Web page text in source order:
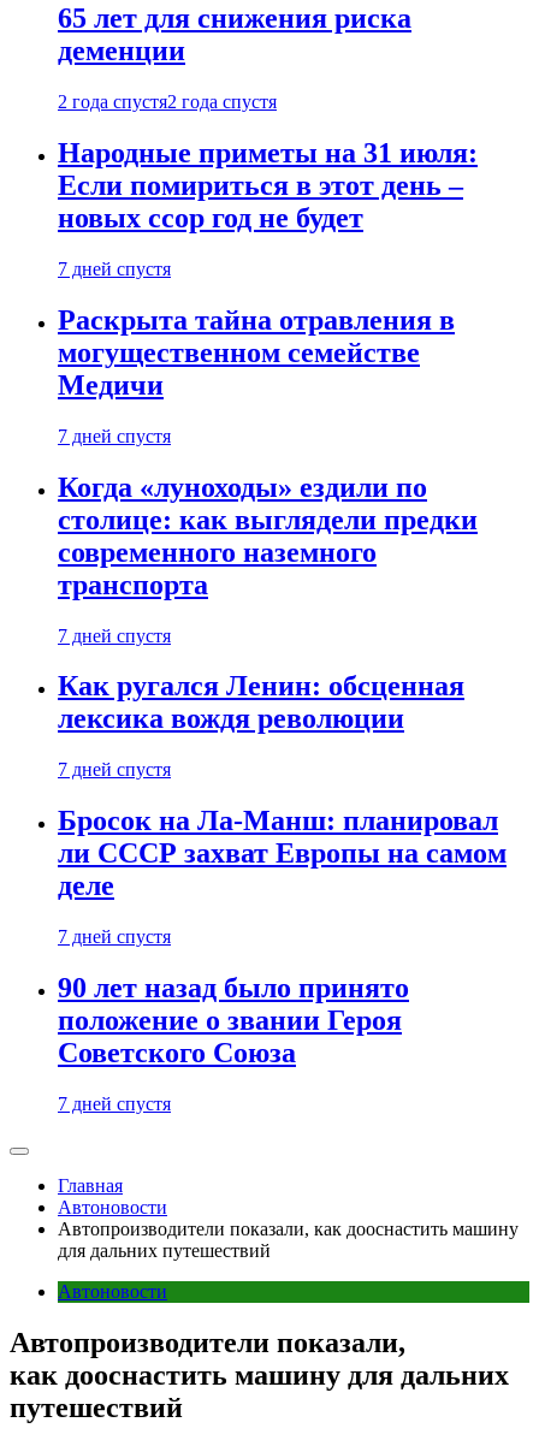
65 лет для снижения риска
деменции
2 года спустя2 года спустя
Народные приметы на 31 июля:
Если помириться в этот день –
новых ссор год не будет
7 дней спустя
Раскрыта тайна отравления в
могущественном семействе
Медичи
7 дней спустя
Когда «луноходы» ездили по
столице: как выглядели предки
современного наземного
транспорта
7 дней спустя
Как ругался Ленин: обсценная
лексика вождя революции
7 дней спустя
Бросок на Ла-Манш: планировал
ли СССР захват Европы на самом
деле
7 дней спустя
90 лет назад было принято
положение о звании Героя
Советского Союза
7 дней спустя
Главная
Автоновости
Автопроизводители показали, как дооснастить машину
для дальних путешествий
Автоновости
Автопроизводители показали,
как дооснастить машину для дальних
путешествий